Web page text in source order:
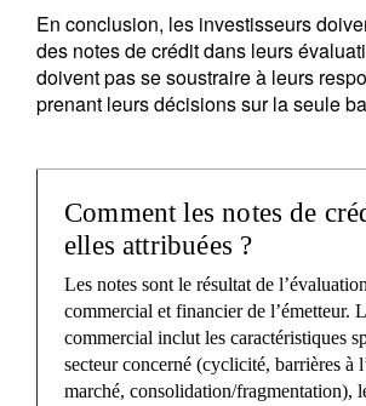
En conclusion, les investisseurs
des notes de crédit dans leurs
doivent pas se soustraire à leurs
prenant leurs décisions sur la seule
Comment les notes de
elles attribuées ?
Les notes sont le résultat de
commercial et financier de l’émetteur.
commercial inclut les caractéristiques
secteur concerné (cyclicité, barrières à
marché, consolidation/fragmentation),